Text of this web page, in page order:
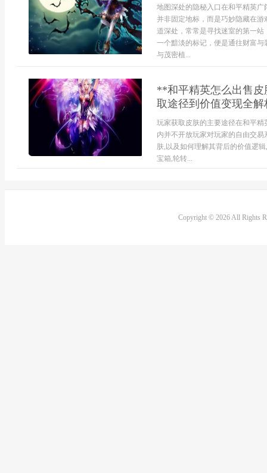
地图深处的隐秘入口在和平精英
并非固定地标，而是巧妙隐藏在
道深处，常常是寻找迷室的第一
一个黯淡的标记，便是通往财富
与茂密植...
**和平精英怎么出售
取途径到价值变现全
玩家获取皮肤的主要途径在和平
内并不开放玩家对玩家的自由交
肤,以及如何理解其背后的价值逻
宝箱,轮转...
Copyright © 2026 All Rights